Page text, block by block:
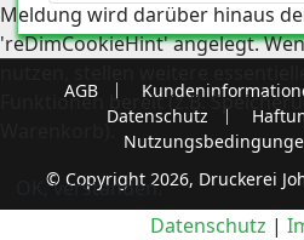
AGB
Datenschutz
© Copyright 2026, Druckerei
Meldung wird darüber hinaus
'reDimCookieHint' angelegt.
Funktionen bereit (z.B.
Warenkorb).
OK, verstanden.
Datenschutz |